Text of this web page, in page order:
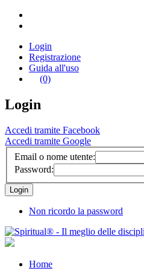
Login
Registrazione
Guida all'uso
(0)
Login
Accedi tramite Facebook
Accedi tramite Google
Email o nome utente:
Password:
Non ricordo la password
Home